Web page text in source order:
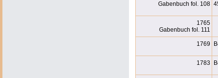
Gabenbuch fol. 108
1765
Gabenbuch fol. 111
1769
1783